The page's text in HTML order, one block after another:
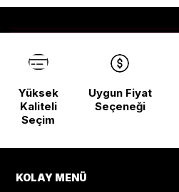
Yüksek
Kaliteli
Seçim
Uygun Fiyat
Seçeneği
KOLAY MENÜ